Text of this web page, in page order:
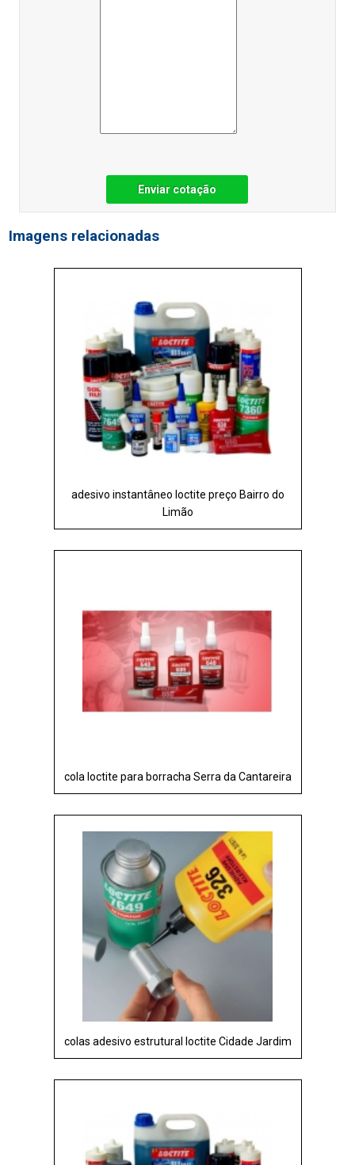
Enviar cotação
Imagens relacionadas
adesivo instantâneo loctite preço Bairro do
Limão
cola loctite para borracha Serra da Cantareira
colas adesivo estrutural loctite Cidade Jardim